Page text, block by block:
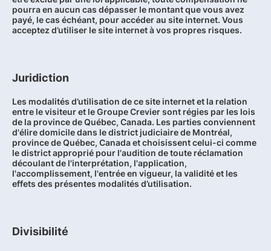
pourra en aucun cas dépasser le montant que vous avez
payé, le cas échéant, pour accéder au site internet. Vous
acceptez d’utiliser le site internet à vos propres risques.
Juridiction
Les modalités d’utilisation de ce site internet et la relation
entre le visiteur et le Groupe Crevier sont régies par les lois
de la province de Québec, Canada. Les parties conviennent
d'élire domicile dans le district judiciaire de Montréal,
province de Québec, Canada et choisissent celui-ci comme
le district approprié pour l'audition de toute réclamation
découlant de l'interprétation, l'application,
l'accomplissement, l'entrée en vigueur, la validité et les
effets des présentes modalités d’utilisation.
Divisibilité